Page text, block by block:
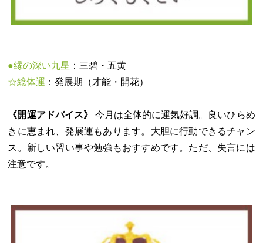
●縁の深い九星 ：三碧・五黄
☆総体運 ：発展期（才能・開花）
《開運アドバイス》
今月は全体的に運気好調。良いひらめ
きに恵まれ、発展運もあります。大胆に行動できるチャン
ス。新しい習い事や勉強もおすすめです。ただ、失言には
注意です。